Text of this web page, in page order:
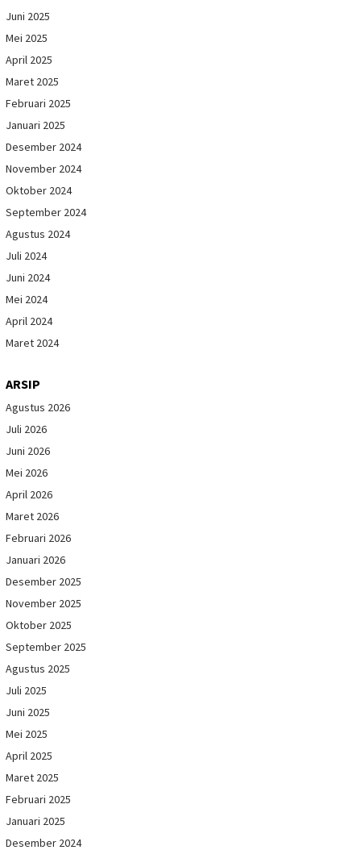
Juni 2025
Mei 2025
April 2025
Maret 2025
Februari 2025
Januari 2025
Desember 2024
November 2024
Oktober 2024
September 2024
Agustus 2024
Juli 2024
Juni 2024
Mei 2024
April 2024
Maret 2024
ARSIP
Agustus 2026
Juli 2026
Juni 2026
Mei 2026
April 2026
Maret 2026
Februari 2026
Januari 2026
Desember 2025
November 2025
Oktober 2025
September 2025
Agustus 2025
Juli 2025
Juni 2025
Mei 2025
April 2025
Maret 2025
Februari 2025
Januari 2025
Desember 2024